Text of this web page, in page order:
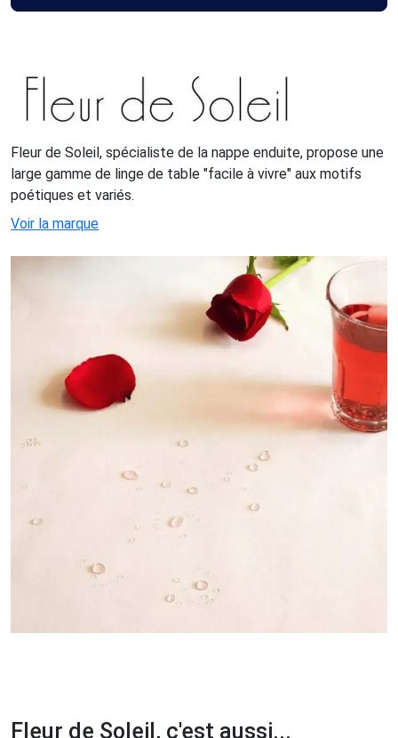
Fleur de Soleil, spécialiste de la nappe enduite, propose une
large gamme de linge de table "facile à vivre" aux motifs
poétiques et variés.
Voir la marque
Fleur de Soleil, c'est aussi...